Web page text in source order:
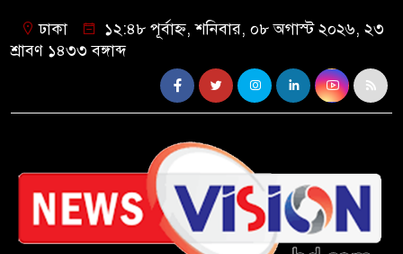
ঢাকা
১২:৪৮ পূর্বাহ্ন, শনিবার, ০৮ অগাস্ট ২০২৬, ২৩
শ্রাবণ ১৪৩৩ বঙ্গাব্দ